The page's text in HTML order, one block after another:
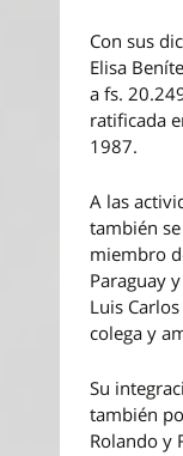
Con sus
Elisa
a fs.
ratificada
1987.
A las
también
miembro
Paraguay
Luis
colega y
Su
también
Rolando y